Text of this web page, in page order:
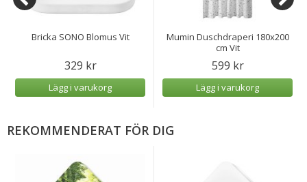
Bricka SONO Blomus Vit
329 kr
Lägg i varukorg
Mumin Duschdraperi 180x200
cm Vit
599 kr
Lägg i varukorg
REKOMMENDERAT FÖR DIG